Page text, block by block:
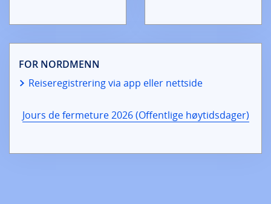
FOR NORDMENN
Reiseregistrering via app eller nettside
Jours de fermeture 2026 (Offentlige høytidsdager)